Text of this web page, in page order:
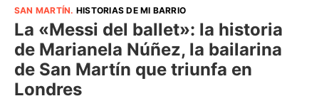
SAN MARTÍN. HISTORIAS DE MI BARRIO
La «Messi del ballet»: la historia
de Marianela Núñez, la bailarina
de San Martín que triunfa en
Londres